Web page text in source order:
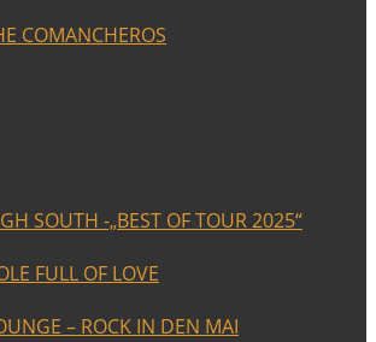
COMANCHEROS
SOUTH -„BEST OF TOUR 2025“
FULL OF LOVE
– ROCK IN DEN MAI